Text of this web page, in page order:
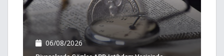
06/08/2026